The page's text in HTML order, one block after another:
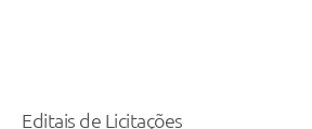
Editais de Licitações